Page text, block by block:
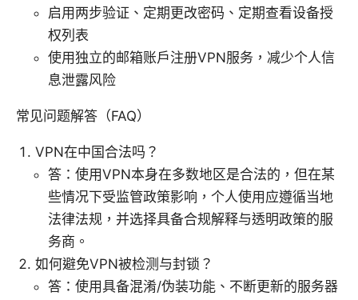
启用两步验证、定期更改密码、定期查看设备授
权列表
使用独立的邮箱账户注册VPN服务，减少个人信
息泄露风险
常见问题解答（FAQ）
VPN在中国合法吗？
答：使用VPN本身在多数地区是合法的，但在某
些情况下受监管政策影响，个人使用应遵循当地
法律法规，并选择具备合规解释与透明政策的服
务商。
如何避免VPN被检测与封锁？
答：使用具备混淆/伪装功能、不断更新的服务器